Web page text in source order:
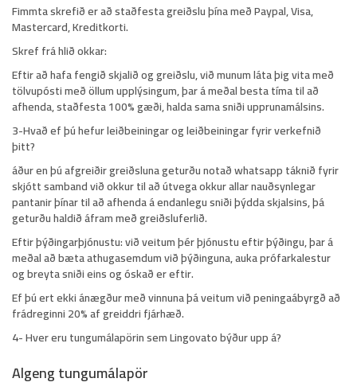
Fimmta skrefiðer að staðfesta greiðslu þína með Paypal, Visa,
Mastercard, Kreditkorti.
Skref frá hlið okkar:
Eftir að hafa fengið skjalið og greiðslu, við munum láta þig vita með
tölvupósti með öllum upplýsingum, þar á meðal besta tíma til að
afhenda, staðfesta 100% gæði, halda sama sniði upprunamálsins.
3-Hvað ef þú hefur leiðbeiningar og leiðbeiningar fyrir verkefnið
þitt?
áður en þú afgreiðir greiðsluna geturðu notaðwhatsapp tákniðfyrir
skjótt samband við okkur til að útvega okkur allar nauðsynlegar
pantanir þínar til að afhenda á endanlegu sniði þýdda skjalsins, þá
geturðu haldið áfram með greiðsluferlið.
Eftir þýðingarþjónustu: við veitum þér þjónustu eftir þýðingu, þar á
meðal að bæta athugasemdum við þýðinguna, auka prófarkalestur
og breyta sniði eins og óskað er eftir.
Ef þú ert ekki ánægður með vinnuna þá veitum viðpeningaábyrgðað
frádreginni 20% af greiddri fjárhæð.
4-Hver eru tungumálapörin sem Lingovato býður upp á?
Algeng tungumálapör